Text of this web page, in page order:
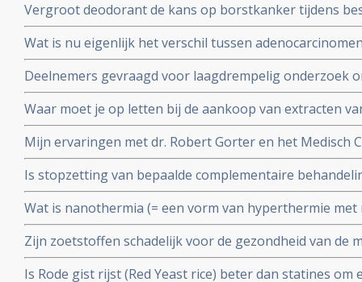
Vergroot deodorant de kans op borstkanker tijdens
studies bewijzen van niet. Deodorant is veilig te
Valstar.
Wat is nu eigenlijk het verschil tussen
basaalcelcarcinomen, sarcomen en blastomen?
Deelnemers gevraagd voor laagdrempelig onderzoek
door KEFIR plus BIEST (Bovine - Colostrum) te maken
Waar moet je op letten bij de aankoop van extracten
Hier wat richtlijnen
Mijn ervaringen met dr. Robert Gorter en het Medisch
waarschuwing
Is stopzetting van bepaalde complementaire
ziektekostenverzekeraars terecht of een
koste van patienten?
Wat is nanothermia (= een vorm van hyperthermie
mensen die hier ervaring mee hebben?
Zijn zoetstoffen schadelijk voor de gezondheid van de
aantasting van darmflora door bepaalde zoetstoffen.
Is Rode gist rijst (Red Yeast rice) beter dan statines